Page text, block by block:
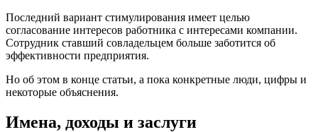
Последний вариант стимулирования имеет целью
согласование интересов работника с интересами компании.
Сотрудник ставший совладельцем больше заботится об
эффективности предприятия.
Но об этом в конце статьи, а пока конкретные люди, цифры и
некоторые объяснения.
Имена, доходы и заслуги